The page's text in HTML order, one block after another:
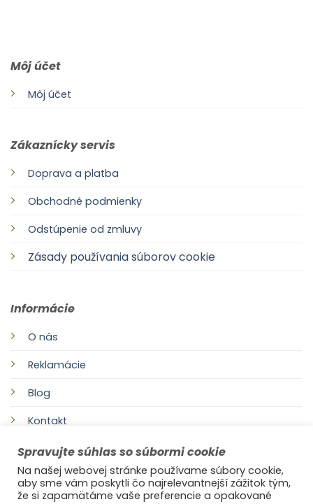
Môj účet
Môj účet
Zákaznícky servis
Doprava a platba
Obchodné podmienky
Odstúpenie od zmluvy
Zásady používania súborov cookie
Informácie
O nás
Reklamácie
Blog
Kontakt
Spravujte súhlas so súbormi cookie
Na našej webovej stránke používame súbory cookie,
aby sme vám poskytli čo najrelevantnejší zážitok tým,
že si zapamätáme vaše preferencie a opakované